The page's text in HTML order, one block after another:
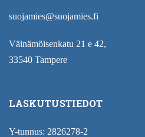
suojamies@suojamies.fi
Väinämöisenkatu 21 e 42,
33540 Tampere
LASKUTUSTIEDOT
Y-tunnus: 2826278-2